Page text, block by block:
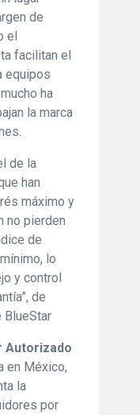
de
el
facilitan el
equipos
ha
la marca
de la
han
máximo y
no pierden
de
lo
y control
de
BlueStar
Autorizado
en México,
la
por